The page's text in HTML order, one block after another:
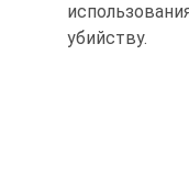
убийству.